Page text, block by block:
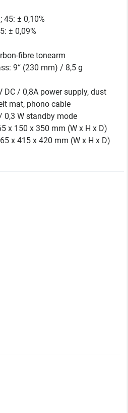
45: ± 0,10%
± 0,09%
fibre tonearm
9“ (230 mm) / 8,5 g
DC / 0,8A power supply, dust
mat, phono cable
0,3 W standby mode
x 150 x 350 mm (W x H x D)
x 415 x 420 mm (W x H x D)